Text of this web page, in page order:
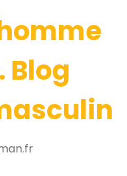
Blog